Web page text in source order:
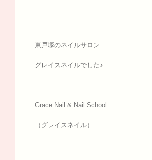
.
東戸塚のネイルサロン
グレイスネイルでした♪
Grace Nail & Nail School
（グレイスネイル）